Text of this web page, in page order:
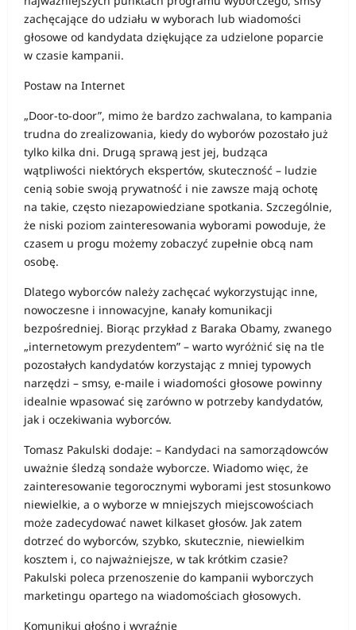
zachęcające do udziału w wyborach lub wiadomości
głosowe od kandydata dziękujące za udzielone poparcie
w czasie kampanii.
Postaw na Internet
„Door-to-door”, mimo że bardzo zachwalana, to kampania
trudna do zrealizowania, kiedy do wyborów pozostało już
tylko kilka dni. Drugą sprawą jest jej, budząca
wątpliwości niektórych ekspertów, skuteczność – ludzie
cenią sobie swoją prywatność i nie zawsze mają ochotę
na takie, często niezapowiedziane spotkania. Szczególnie,
że niski poziom zainteresowania wyborami powoduje, że
czasem u progu możemy zobaczyć zupełnie obcą nam
osobę.
Dlatego wyborców należy zachęcać wykorzystując inne,
nowoczesne i innowacyjne, kanały komunikacji
bezpośredniej. Biorąc przykład z Baraka Obamy, zwanego
„internetowym prezydentem” – warto wyróżnić się na tle
pozostałych kandydatów korzystając z mniej typowych
narzędzi – smsy, e-maile i wiadomości głosowe powinny
idealnie wpasować się zarówno w potrzeby kandydatów,
jak i oczekiwania wyborców.
Tomasz Pakulski dodaje: – Kandydaci na samorządowców
uważnie śledzą sondaże wyborcze. Wiadomo więc, że
zainteresowanie tegorocznymi wyborami jest stosunkowo
niewielkie, a o wyborze w mniejszych miejscowościach
może zadecydować nawet kilkaset głosów. Jak zatem
dotrzeć do wyborców, szybko, skutecznie, niewielkim
kosztem i, co najważniejsze, w tak krótkim czasie?
Pakulski poleca przenoszenie do kampanii wyborczych
marketingu opartego na wiadomościach głosowych.
Komunikuj głośno i wyraźnie